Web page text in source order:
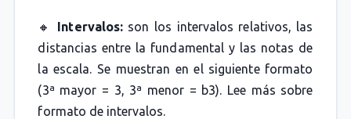
🔸 Intervalos:son los intervalos relativos, las
distancias entre la fundamental y las notas de
la escala. Se muestran en el siguiente formato
(3ª mayor = 3, 3ª menor = b3). Lee más sobre
formato de intervalos.